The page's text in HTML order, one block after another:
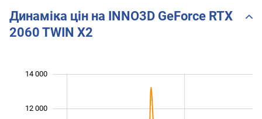
Динаміка цін на INNO3D GeForce RTX
2060 TWIN X2
12 000
14 000